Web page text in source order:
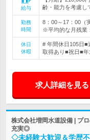
給与
齢・能力を考慮
勤務
時間
8：00～17：00（
※平均的な月残業
休日
休暇
# 年間休日105日■
取得あり■祝日■年
求人詳細を見る
株式会社増岡水道設備 | プ
充実◎
◇未経験大歓迎＆学歴